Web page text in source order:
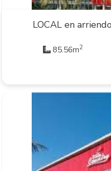
LOCAL en
85.56m2
VER